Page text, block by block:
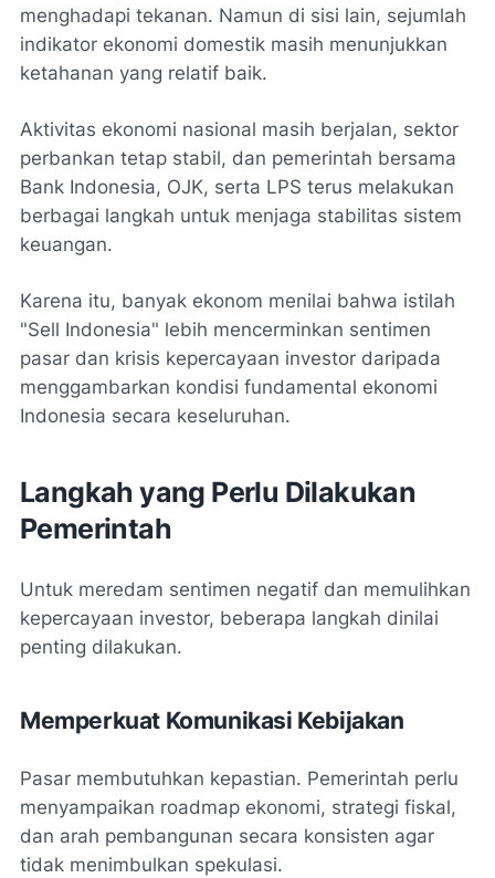
menghadapi tekanan. Namun di sisi lain, sejumlah
indikator ekonomi domestik masih menunjukkan
ketahanan yang relatif baik.
Aktivitas ekonomi nasional masih berjalan, sektor
perbankan tetap stabil, dan pemerintah bersama
Bank Indonesia, OJK, serta LPS terus melakukan
berbagai langkah untuk menjaga stabilitas sistem
keuangan.
Karena itu, banyak ekonom menilai bahwa istilah
"Sell Indonesia" lebih mencerminkan sentimen
pasar dan krisis kepercayaan investor daripada
menggambarkan kondisi fundamental ekonomi
Indonesia secara keseluruhan.
Langkah yang Perlu Dilakukan
Pemerintah
Untuk meredam sentimen negatif dan memulihkan
kepercayaan investor, beberapa langkah dinilai
penting dilakukan.
Memperkuat Komunikasi Kebijakan
Pasar membutuhkan kepastian. Pemerintah perlu
menyampaikan roadmap ekonomi, strategi fiskal,
dan arah pembangunan secara konsisten agar
tidak menimbulkan spekulasi.